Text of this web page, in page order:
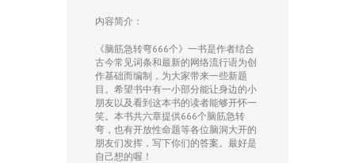
内容简介：
《脑筋急转弯666个》一书是作者结合
古今常见词条和最新的网络流行语为创
作基础而编制，为大家带来一些新题
目。希望书中有一小部分能让身边的小
朋友以及看到这本书的读者能够开怀一
笑。本书共六章提供666个脑筋急转
弯，也有开放性命题等各位脑洞大开的
朋友们发挥，写下你们的答案。最好是
自己想的喔！